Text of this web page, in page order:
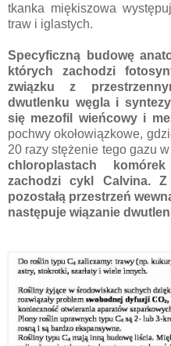
tkanka miękiszowa
traw i iglastych.
Specyficzną budowę
których zachodzi
związku z
dwutlenku węgla i
się mezofil wieńcowy i
pochwy okołowiązkowe,
20 razy stężenie tego gazu
chloroplastach
zachodzi cykl Calvina.
pozostałą przestrzeń
następuje wiązanie